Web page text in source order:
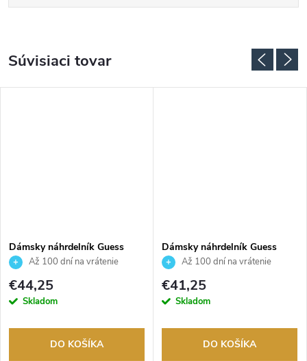
Súvisiaci tovar
Dámsky náhrdelník Guess
JUBN04263JWYGT
Až 100 dní na vrátenie
tovaru. Autorizovaný predajca.
€44,25
Skladom
DO KOŠÍKA
Dámsky náhrdelník Guess
JUBN04593JWRHT
Až 100 dní na vrátenie
tovaru. Autorizovaný predajca.
€41,25
Skladom
DO KOŠÍKA